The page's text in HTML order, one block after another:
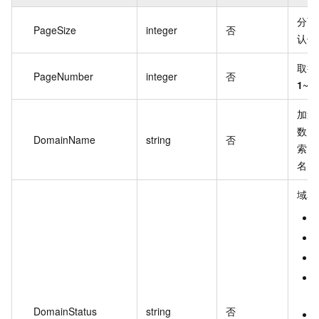
PageSize integer 否
分
认
PageNumber integer 否
取
1~
DomainName string 否
加
数
索
名。
DomainStatus string 否
域